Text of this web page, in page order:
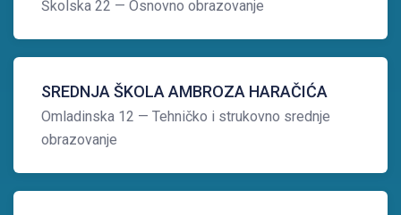
Školska 22 — Osnovno obrazovanje
SREDNJA ŠKOLA AMBROZA HARAČIĆA
Omladinska 12 — Tehničko i strukovno srednje
obrazovanje